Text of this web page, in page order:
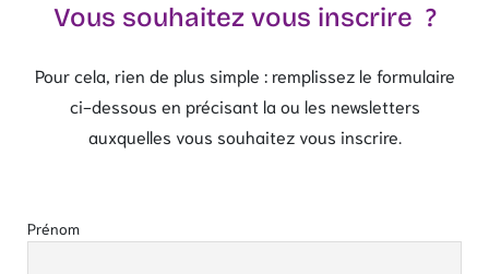
Vous souhaitez vous inscrire ?
Pour cela, rien de plus simple : remplissez le formulaire
ci-dessous en précisant la ou les newsletters
auxquelles vous souhaitez vous inscrire.
Prénom